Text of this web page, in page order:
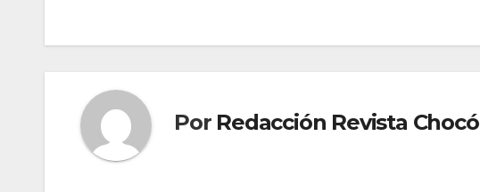
Por Redacción Revista Chocó